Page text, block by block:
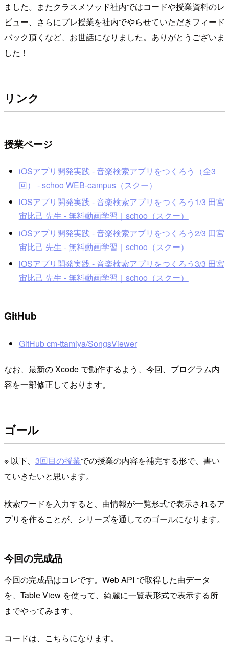
ました。またクラスメソッド社内ではコードや授業資料のレ
ビュー、さらにプレ授業を社内でやらせていただきフィード
バック頂くなど、お世話になりました。ありがとうございま
した！
リンク
授業ページ
iOSアプリ開発実践 - 音楽検索アプリをつくろう（全3
回） - schoo WEB-campus（スクー）
iOSアプリ開発実践 - 音楽検索アプリをつくろう1/3 田宮
宙比己 先生 - 無料動画学習｜schoo（スクー）
iOSアプリ開発実践 - 音楽検索アプリをつくろう2/3 田宮
宙比己 先生 - 無料動画学習｜schoo（スクー）
iOSアプリ開発実践 - 音楽検索アプリをつくろう3/3 田宮
宙比己 先生 - 無料動画学習｜schoo（スクー）
GitHub
GitHub cm-ttamiya/SongsViewer
なお、最新の Xcode で動作するよう、今回、プログラム内
容を一部修正しております。
ゴール
※ 以下、 3回目の授業での授業の内容を補完する形で、書い
ていきたいと思います。
検索ワードを入力すると、曲情報が一覧形式で表示されるア
プリを作ることが、シリーズを通してのゴールになります。
今回の完成品
今回の完成品はコレです。Web API で取得した曲データ
を、Table View を使って、綺麗に一覧表形式で表示する所
までやってみます。
コードは、こちらになります。